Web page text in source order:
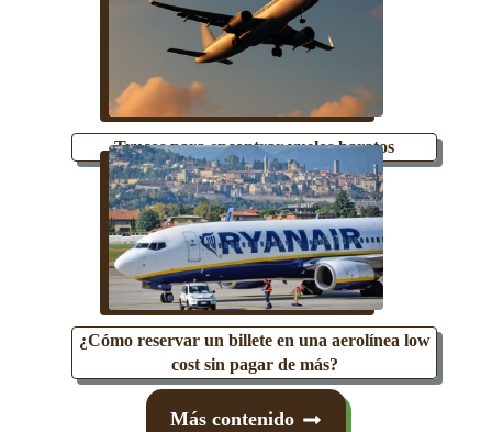
Trucos para encontrar vuelos baratos
¿Cómo reservar un billete en una aerolínea low
cost sin pagar de más?
Más contenido